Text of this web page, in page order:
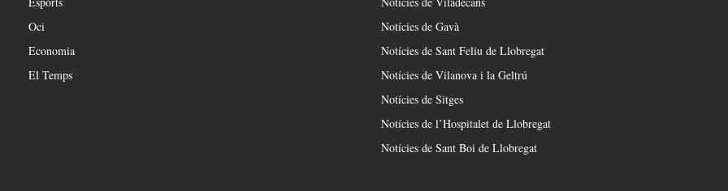
Oci
Economia
El Temps
Notícies de Gavà
Notícies de Sant Feliu de Llobregat
Notícies de Vilanova i la Geltrú
Notícies de Sitges
Notícies de l’Hospitalet de Llobregat
Notícies de Sant Boi de Llobregat